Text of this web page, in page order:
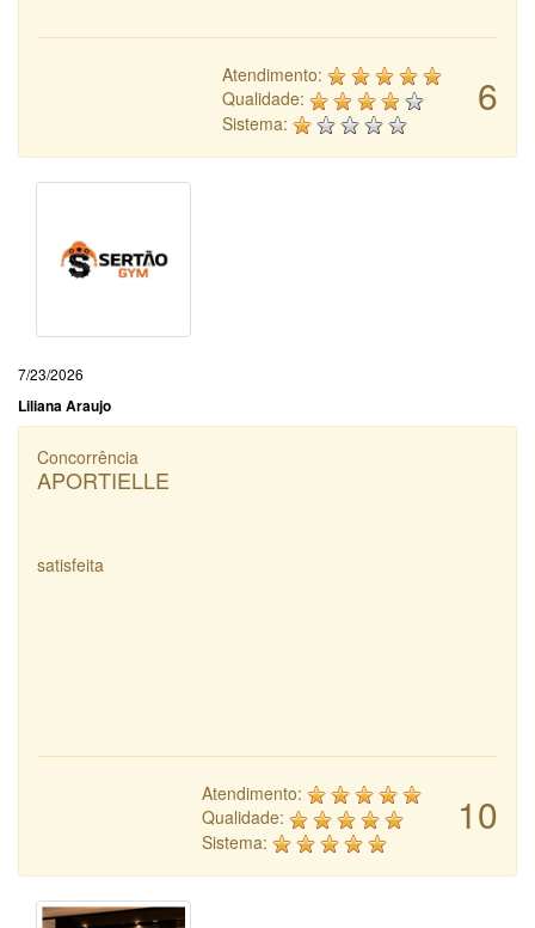
6
Atendimento:
Qualidade:
Sistema:
7/23/2026
Liliana Araujo
Concorrência
APORTIELLE
satisfeita
10
Atendimento:
Qualidade:
Sistema: